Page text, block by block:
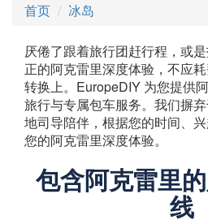
首页 冰岛
厌倦了跟着旅行团赶行程，或
正的阿克雷里深度体验，不应
转换上。EuropeDIY 为您提供
旅行与专属包车服务。我们摒
地司导陪伴，根据您的时间、
您的阿克雷里深度体验。
包含阿克雷里
线